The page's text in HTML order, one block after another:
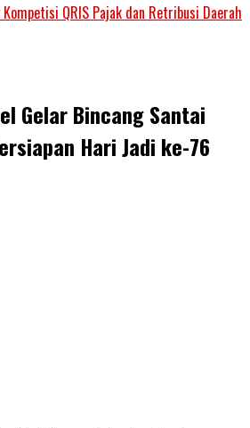
Kompetisi QRIS Pajak dan Retribusi Daerah
Gelar Bincang Santai
Hari Jadi ke-76